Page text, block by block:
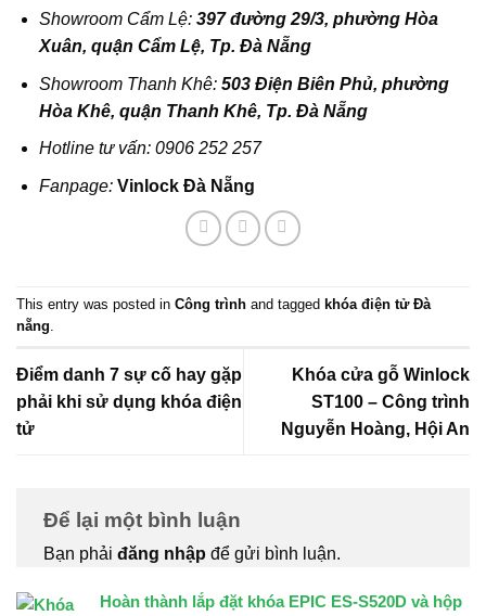
Hoàn thành lắp đặt khóa EPIC ES-S520D và hộp
Showroom Cẩm Lệ: 397 đường 29/3, phường Hòa
Xuân, quận Cẩm Lệ, Tp. Đà Nẵng
Showroom Thanh Khê: 503 Điện Biên Phủ, phường
Hòa Khê, quận Thanh Khê, Tp. Đà Nẵng
Hotline tư vấn: 0906 252 257
Fanpage: Vinlock Đà Nẵng
This entry was posted in Công trình and tagged khóa điện tử Đà
nẵng.
Điểm danh 7 sự cố hay gặp
phải khi sử dụng khóa điện
tử
Khóa cửa gỗ Winlock
ST100 – Công trình
Nguyễn Hoàng, Hội An
Để lại một bình luận
Bạn phải đăng nhập để gửi bình luận.